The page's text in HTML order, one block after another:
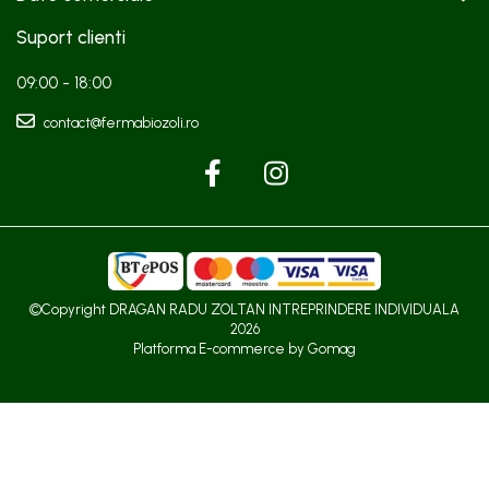
Suport clienti
09:00 - 18:00
contact@fermabiozoli.ro
©Copyright DRAGAN RADU ZOLTAN INTREPRINDERE INDIVIDUALA
2026
Platforma E-commerce by Gomag